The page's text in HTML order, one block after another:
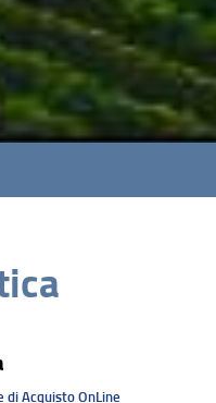
di Acquisto OnLine
Qualità